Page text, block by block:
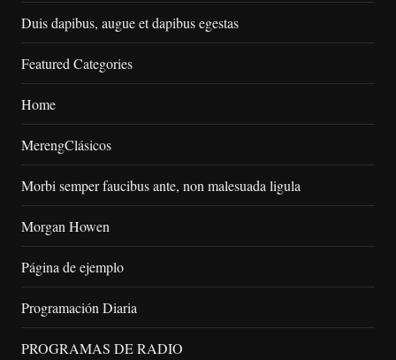
Duis dapibus, augue et dapibus egestas
Featured Categories
Home
MerengClásicos
Morbi semper faucibus ante, non malesuada ligula
Morgan Howen
Página de ejemplo
Programación Diaria
PROGRAMAS DE RADIO